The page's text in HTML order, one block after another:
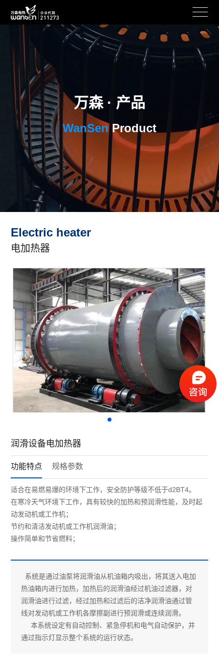
万森 · 产品
WanSenProduct
Electric heater
电加热器
润滑设备电加热器
功能特点 规格参数
适合在易燃易爆的环境下工作，安全防护等级不低于d2BT4。
在寒冷天气环境下工作，具有较快的加热和预润滑性能，及时起
动发动机或工作机；
节约和清洁发动机或工作机润滑油；
操作简单和节省燃料；
系统是通过油泵将润滑油从机油箱内吸出，将其送入电加
热油箱内进行加热，加热后的润滑油经过机油过滤器，对
润滑油进行过滤，经过加热和过滤后的洁净润滑油通过管
线对发动机或工作机各摩擦副进行预润滑或连续润滑。
本系统设定有自动控制、紧急停机和电气自动保护，并
通过指示灯显示整个系统的运行状态。